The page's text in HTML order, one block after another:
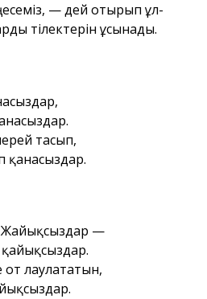
— дей отырып ұл-
тілектерін ұсынады.
тасып,
қанасыздар.
Жайықсыздар —
лаулататын,